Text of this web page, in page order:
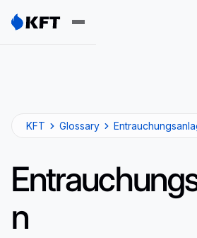
KFT Glossary
n